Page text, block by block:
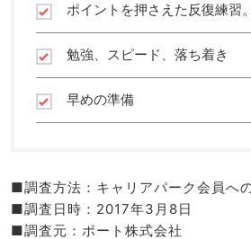
ポイントを押さえた反復練習。
勉強、スピード、落ち着き
早めの準備
■調査方法：キャリアパーク会員へ
■調査日時：2017年3月8日
■調査元：ポート株式会社